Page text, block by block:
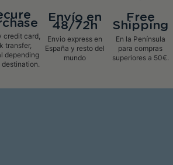
credit card,
transfer,
depending
destination.
Envío en
48/72h
Envio express en
España y resto del
mundo
Free
Shipping
En la Península
para compras
superiores a 50€.